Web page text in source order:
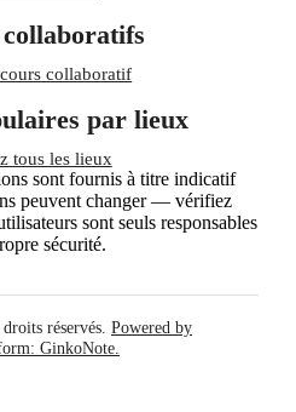
collaboratif
par lieux
tous les lieux
sont fournis à titre indicatif
peuvent changer — vérifiez
sont seuls responsables
sécurité.
réservés. Powered by
GinkoNote.